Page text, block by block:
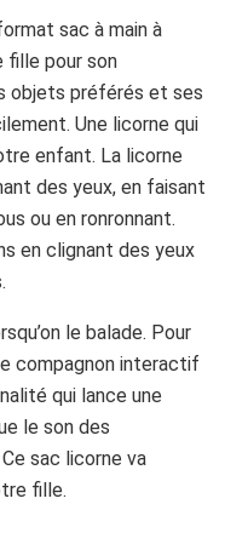
sac à main à
pour son
objets préférés et ses
Une licorne qui
enfant. La licorne
des yeux, en faisant
ou en ronronnant.
en clignant des yeux
le balade. Pour
compagnon interactif
qui lance une
le son des
sac licorne va
fille.